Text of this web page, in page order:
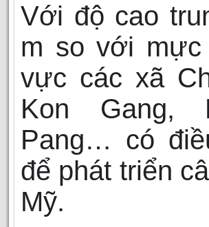
Với độ cao
m so với
vực các xã
Kon Gang,
Pang… có
để phát triển
Mỹ.